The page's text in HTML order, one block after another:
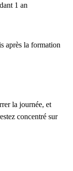
1 an
après la formation
la journée, et
concentré sur